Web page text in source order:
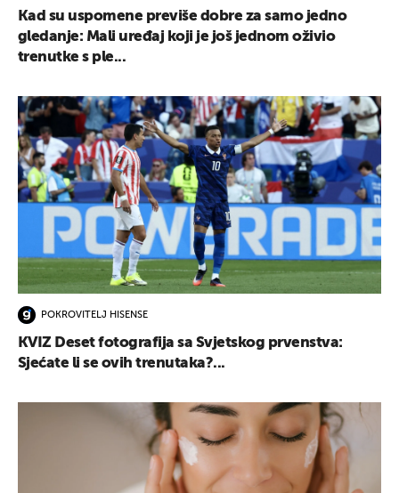
Kad su uspomene previše dobre za samo jedno
gledanje: Mali uređaj koji je još jednom oživio
trenutke s ple...
POKROVITELJ HISENSE
KVIZ Deset fotografija sa Svjetskog prvenstva:
Sjećate li se ovih trenutaka?...